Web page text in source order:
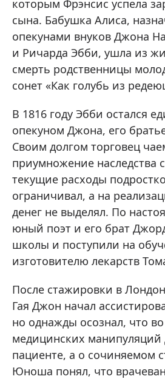
которым Фрэнсис успела
сына. Бабушка Алиса,
опекунами внуков Джона
и Ричарда Эбби, ушла из
смерть родственницы
сонет «Как голубь из
В 1816 году Эбби остался
опекуном Джона, его
Своим долгом торговец
приумножение наследства
текущие расходы
ограничивал, а на
денег не выделял. По
юный поэт и его брат
школы и поступили на
изготовителю лекарств
После стажировки в
Гая Джон начал
но однажды осознал, что
медицинских манипуляций
пациенте, а о сочиняемом
Юноша понял, что